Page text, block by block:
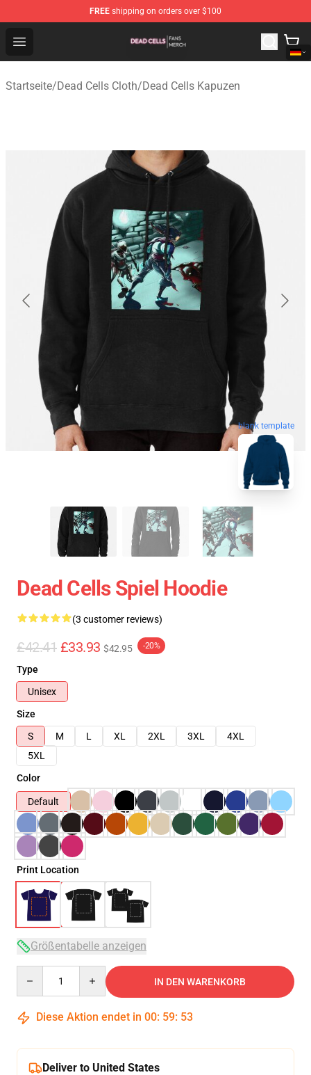
FREE shipping on orders over $100
Open menu
Dead Cells Shop - Official Dead Cells Merchandise Store
Startseite/Dead Cells Cloth/Dead Cells Kapuzen
blank template
Dead Cells Spiel Hoodie
(3 customer reviews)
£42.41 £33.93 $42.95 -20%
Type
Unisex
Size
S
M L XL 2XL 3XL
4XL
5XL
Color
Default
Print Location
Größentabelle anzeigen
IN DEN WARENKORB
Diese Aktion endet in 00: 59: 53
Deliver to United States